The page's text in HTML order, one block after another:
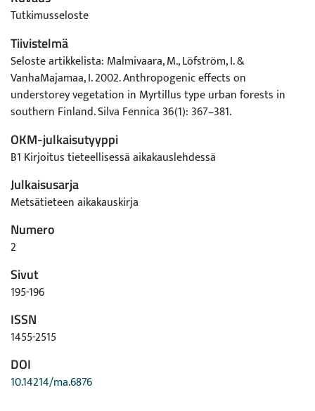
Tutkimusseloste
Tiivistelmä
Seloste artikkelista: Malmivaara, M., Löfström, I. &
VanhaMajamaa, I. 2002. Anthropogenic effects on
understorey vegetation in Myrtillus type urban forests in
southern Finland. Silva Fennica 36(1): 367–381.
OKM-julkaisutyyppi
B1 Kirjoitus tieteellisessä aikakauslehdessä
Julkaisusarja
Metsätieteen aikakauskirja
Numero
2
Sivut
195-196
ISSN
1455-2515
DOI
10.14214/ma.6876